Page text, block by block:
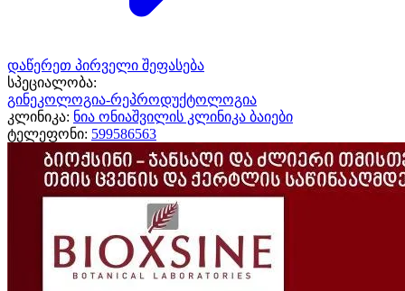
დაწერეთ პირველი შეფასება
სპეციალობა:
გინეკოლოგია-რეპროდუქტოლოგია
კლინიკა: ნია ონიაშვილის კლინიკა ბაიები
ტელეფონი: 599586563